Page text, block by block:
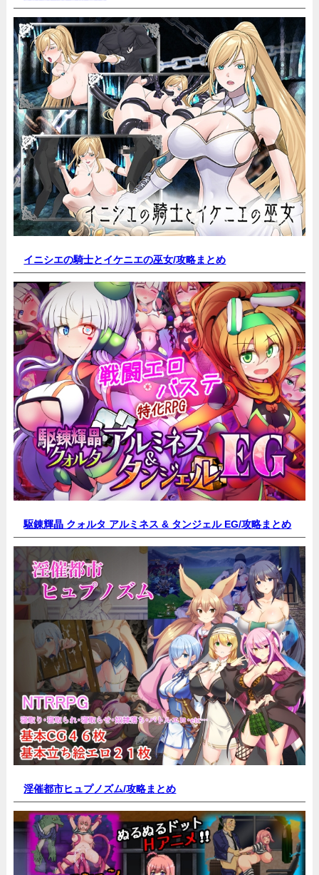
イニシエの騎士とイケニエの巫女/攻略まとめ
駆錬輝晶 クォルタ アルミネス & タンジェル EG/攻略まとめ
淫催都市ヒュプノズム/攻略まとめ